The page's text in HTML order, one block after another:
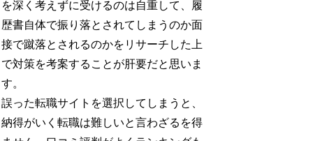
を深く考えずに受けるのは自重して、履
歴書自体で振り落とされてしまうのか面
接で蹴落とされるのかをリサーチした上
で対策を考案することが肝要だと思いま
す。
誤った転職サイトを選択してしまうと、
納得がいく転職は難しいと言わざるを得